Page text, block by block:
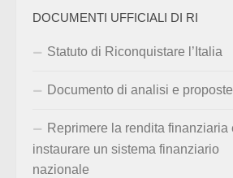
DOCUMENTI UFFICIALI DI RI
Statuto di Riconquistare l’Italia
Documento di analisi e proposte
Reprimere la rendita finanziaria
instaurare un sistema finanziario
nazionale